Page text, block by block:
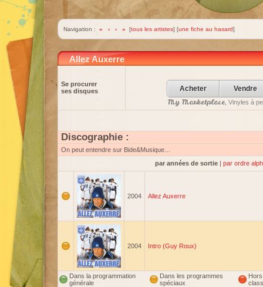
Navigation : « ‹ › » [tous les artistes] [une fiche au hasard]
Allez Auxerre
Se procurer
ses disques
Acheter Vendre
My Marketplace, Vinyles à
Discographie :
On peut entendre sur Bide&Musique…
par années de sortie | par ordre
2004 Allez Auxerre
2004 Intro (Guy Roux)
Dans la programmation
générale
Dans les programmes
spéciaux
Hors